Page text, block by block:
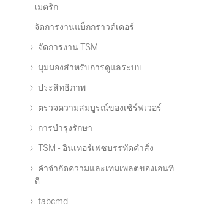
เมตริก
จัดการงานแบ็กกราวด์เดอร์
จัดการงาน TSM
มุมมองสำหรับการดูแลระบบ
ประสิทธิภาพ
ตรวจความสมบูรณ์ของเซิร์ฟเวอร์
การบำรุงรักษา
TSM - อินเทอร์เฟซบรรทัดคำสั่ง
คำจำกัดความและเทมเพลตของเอนทิ
ตี
tabcmd